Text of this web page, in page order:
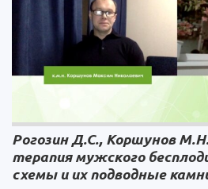
Рогозин Д.С., Коршунов
терапия мужского
схемы и их подводные